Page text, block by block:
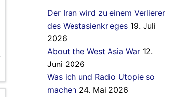
Der Iran wird zu einem Verlierer
des Westasienkrieges 19. Juli
2026
About the West Asia War 12.
Juni 2026
Was ich und Radio Utopie so
machen 24. Mai 2026